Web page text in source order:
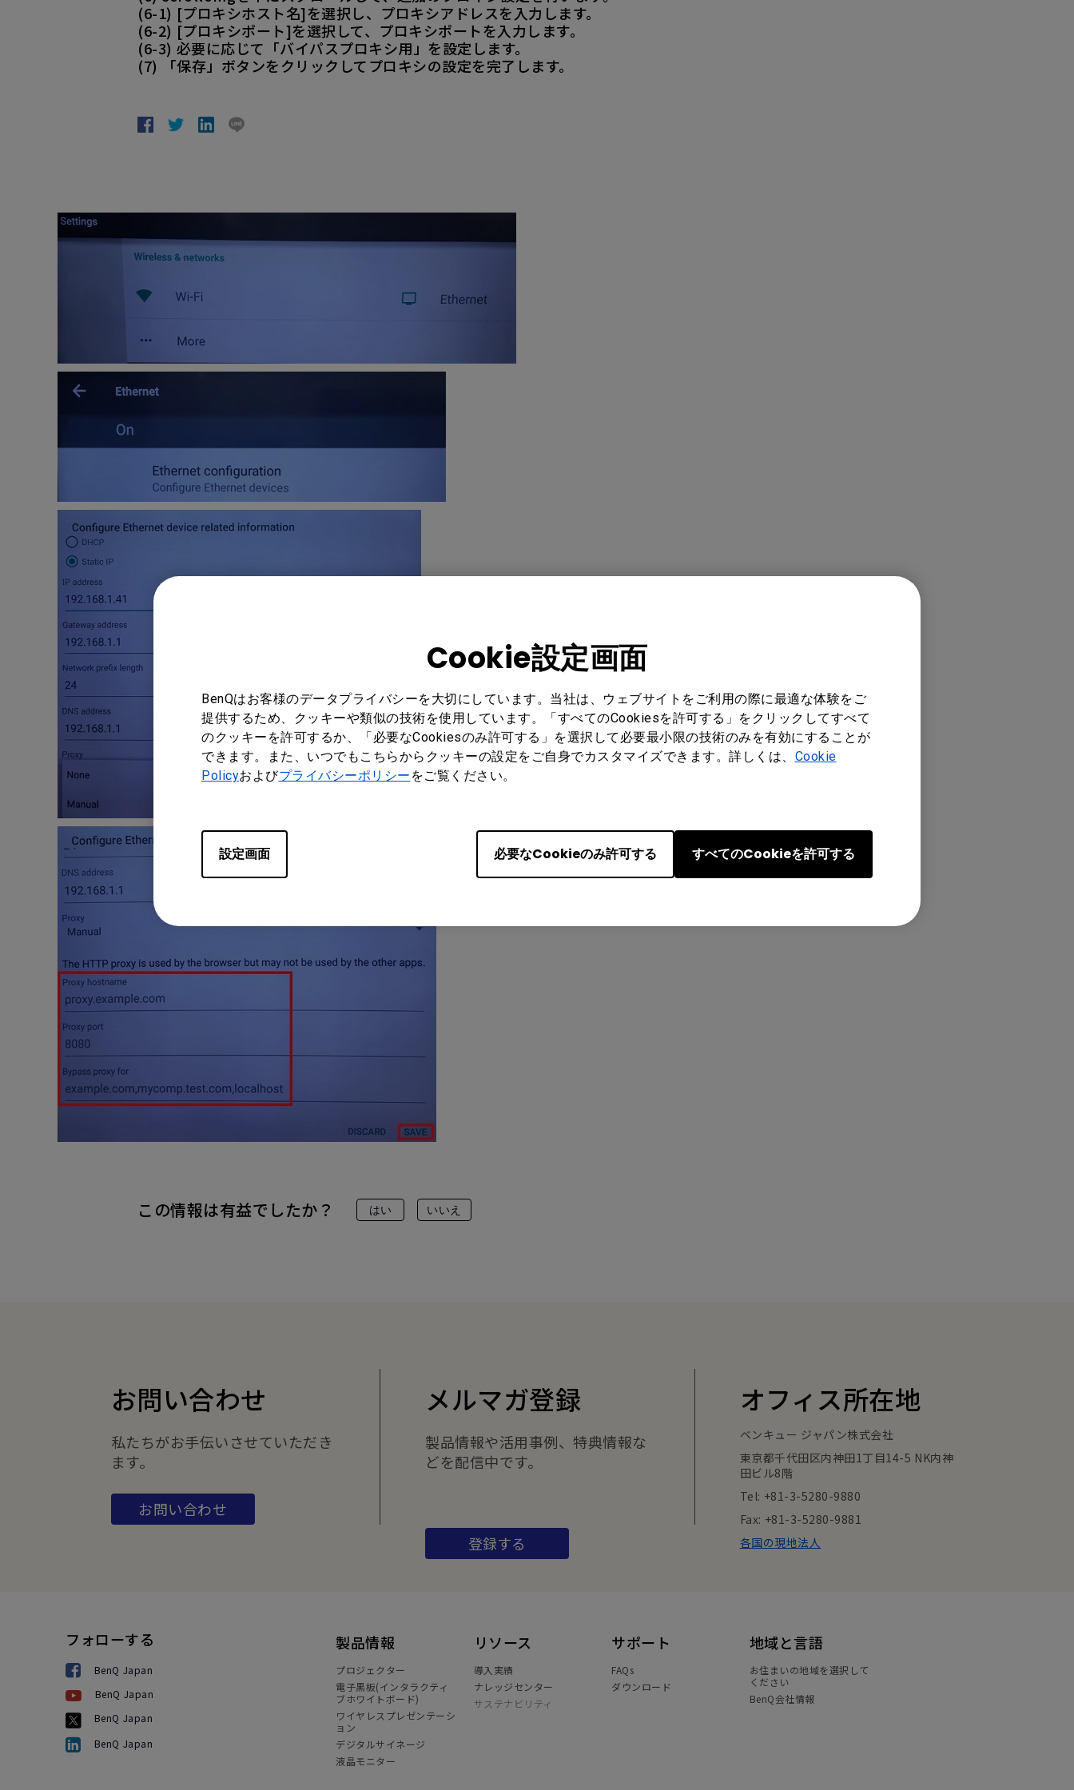
Cookie設定画面
BenQはお客様のデータプライバシーを大切にしています。当社は、ウェブサイトをご利用の際に最適な体験をご
提供するため、クッキーや類似の技術を使用しています。「すべてのCookiesを許可する」をクリックしてすべて
のクッキーを許可するか、「必要なCookiesのみ許可する」を選択して必要最小限の技術のみを有効にすることが
できます。また、いつでもこちらからクッキーの設定をご自身でカスタマイズできます。詳しくは、 Cookie
Policyおよびプライバシーポリシー をご覧ください。
設定画面 必要なCookieのみ許可する すべてのCookieを許可する
(6-1) [プロキシホスト名]を選択し、プロキシアドレスを入力します。
(6-2) [プロキシポート]を選択して、プロキシポートを入力します。
(6-3) 必要に応じて「バイパスプロキシ用」を設定します。
(7) 「保存」ボタンをクリックしてプロキシの設定を完了します。
この情報は有益でしたか？ はい いいえ
お問い合わせ
私たちがお手伝いさせていただき
ます。
お問い合わせ
メルマガ登録
製品情報や活用事例、特典情報な
どを配信中です。
登録する
オフィス所在地
ベンキュー ジャパン株式会社
東京都千代田区内神田1丁目14-5 NK内神
田ビル8階
Tel: +81-3-5280-9880
Fax: +81-3-5280-9881
各国の現地法人
フォローする
BenQ Japan
BenQ Japan
BenQ Japan
BenQ Japan
製品情報
プロジェクター
電子黒板(インタラクティ
ブホワイトボード)
ワイヤレスプレゼンテーシ
ョン
デジタルサイネージ
液晶モニター
リソース
導入実績
ナレッジセンター
サステナビリティ
サポート
FAQs
ダウンロード
地域と言語
お住まいの地域を選択して
ください
BenQ会社情報